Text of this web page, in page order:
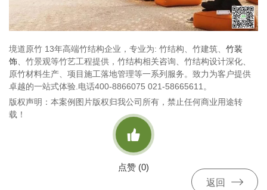
境道原竹 13年高端竹结构企业，专业为: 竹结构、竹建筑、 竹装
饰、竹景观等竹艺工程提供，竹结构相关咨询、竹结构设计深化、
原竹材料生产、项目施工落地管理等一系列服务。致力为客户提供
卓越的一站式体验.电话400-8866075 021-58665611。
版权声明：本案例图片版权归我公司所有，禁止任何商业用途转
载！

点赞 (0)
返回
